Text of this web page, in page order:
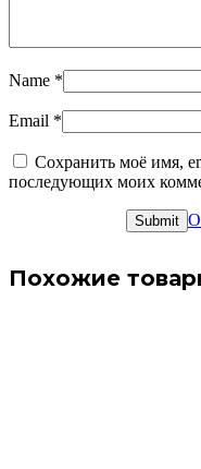
Name *
Email *
Сохранить моё имя,
последующих моих
Похожие